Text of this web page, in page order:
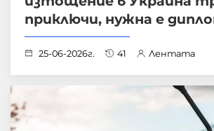
приключи, нужна е
25-06-2026г. 41 Лентата